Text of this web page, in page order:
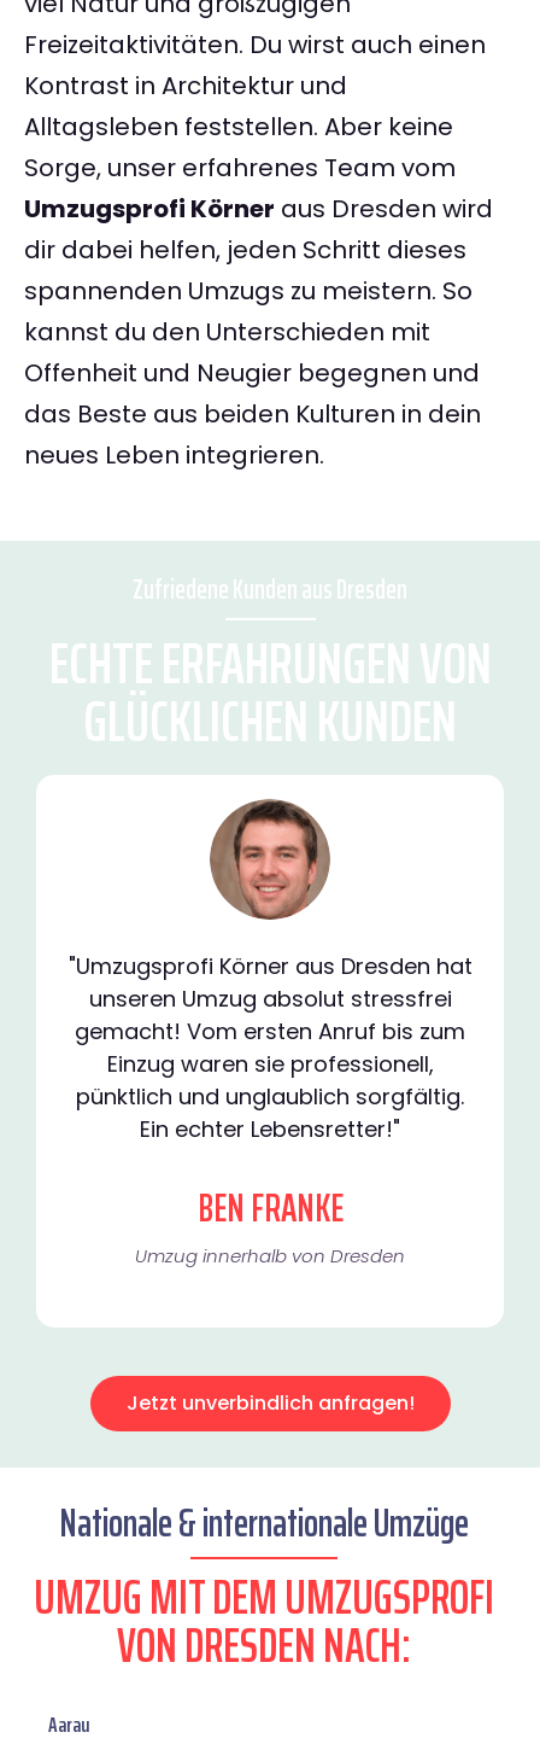
Freizeitaktivitäten. Du wirst auch einen
Kontrast in Architektur und
Alltagsleben feststellen. Aber keine
Sorge, unser erfahrenes Team vom
Umzugsprofi Körner aus Dresden wird
dir dabei helfen, jeden Schritt dieses
spannenden Umzugs zu meistern. So
kannst du den Unterschieden mit
Offenheit und Neugier begegnen und
das Beste aus beiden Kulturen in dein
neues Leben integrieren.
Zufriedene Kunden aus Dresden
ECHTE ERFAHRUNGEN VON
GLÜCKLICHEN KUNDEN
"Umzugsprofi Körner aus Dresden hat
unseren Umzug absolut stressfrei
gemacht! Vom ersten Anruf bis zum
Einzug waren sie professionell,
pünktlich und unglaublich sorgfältig.
Ein echter Lebensretter!"
BEN FRANKE
Umzug innerhalb von Dresden​
Jetzt unverbindlich anfragen!
Nationale & internationale Umzüge
UMZUG MIT DEM UMZUGSPROFI
VON DRESDEN NACH:
Aarau